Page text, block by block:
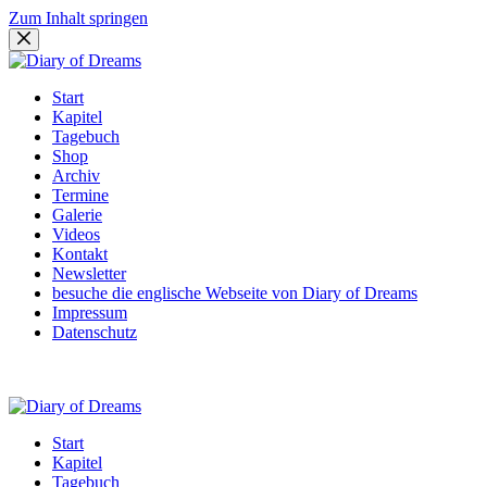
Zum Inhalt springen
Start
Kapitel
Tagebuch
Shop
Archiv
Termine
Galerie
Videos
Kontakt
Newsletter
besuche die englische Webseite von Diary of Dreams
Impressum
Datenschutz
Start
Kapitel
Tagebuch